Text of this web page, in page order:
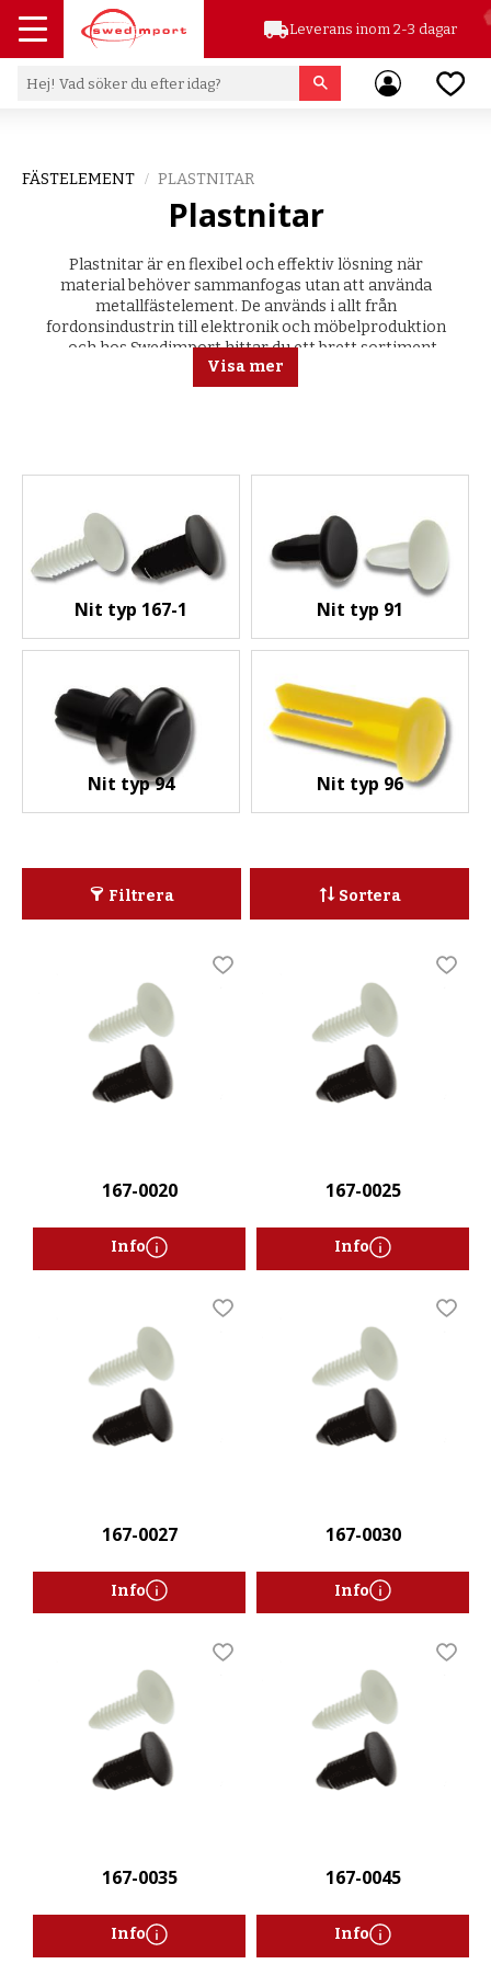
Meny
local_shippingLeverans inom 2-3 dagar
FÄSTELEMENT PLASTNITAR
Plastnitar
Plastnitarär en flexibel och effektiv lösning när
material behöver sammanfogas utan att använda
metallfästelement. De används i allt från
fordonsindustrin till elektronik och möbelproduktion
– och hos Swedimporthittar du ett brett sortiment
anpassat för olika behov.
Visa mer
Nit typ 167-1 Nit typ 91
Nit typ 94 Nit typ 96
Filtrera Sortera
167-0020
Lägg till i favoriter
Info
167-0025
Info
167-0027
Lägg till i favoriter
Info
167-0030
Info
167-0035
Lägg till i favoriter
Info
167-0045
Info